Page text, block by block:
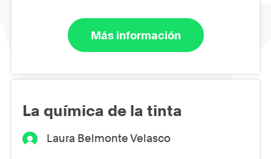
Más información
La química de la tinta
Laura Belmonte Velasco